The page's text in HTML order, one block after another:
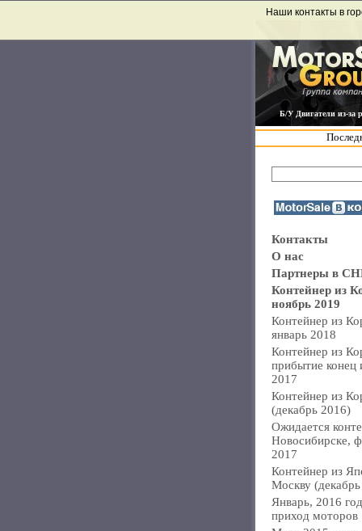
Б/У Двигатели из-за
Наши контакты в
Контакты
О нас
Партнеры в
Контейнер из
ноябрь 2019
Контейнер из
январь 2018
Контейнер из
прибытие конец
2017
Контейнер из
(декабрь 2016)
Ожидается
Новосибирске,
2017
Контейнер из
Москву
Январь, 2016
приход моторов